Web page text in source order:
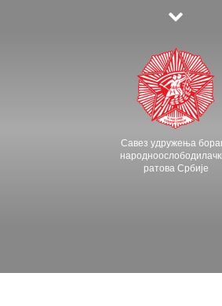
Савез удружења
ратова Србије